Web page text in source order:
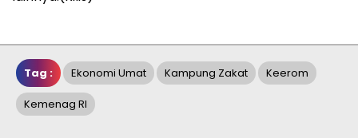
Tag : Ekonomi Umat Kampung Zakat Keerom
Kemenag RI